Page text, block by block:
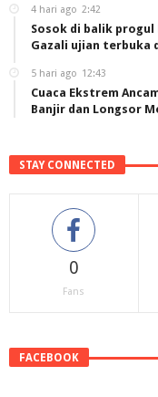
4 hari ago 2:42
Sosok di balik progul
Gazali ujian terbuka
5 hari ago 12:43
Cuaca Ekstrem
Banjir dan Longsor
STAY CONNECTED
0
Fans
FACEBOOK